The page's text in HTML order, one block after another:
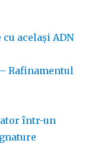
același ADN
Rafinamentul
într-un